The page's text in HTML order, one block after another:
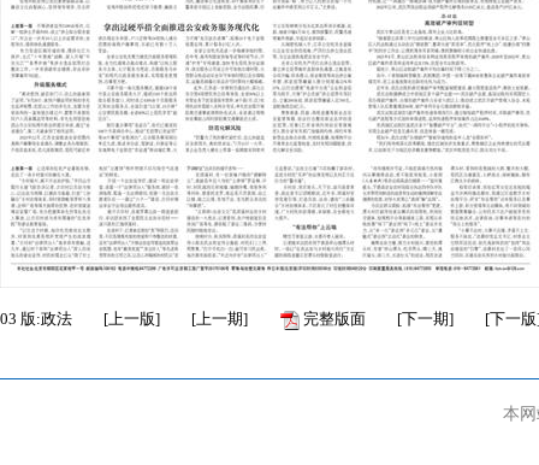
03 版:政法 [上一版] [上一期] 完整版面 [下一期] [下一版
本